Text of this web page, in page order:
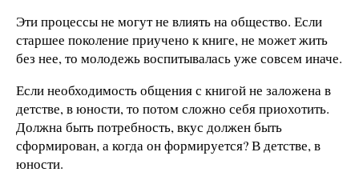
Эти процессы не могут не влиять на общество. Если
старшее поколение приучено к книге, не может жить
без нее, то молодежь воспитывалась уже совсем иначе.
Если необходимость общения с книгой не заложена в
детстве, в юности, то потом сложно себя приохотить.
Должна быть потребность, вкус должен быть
сформирован, а когда он формируется? В детстве, в
юности.